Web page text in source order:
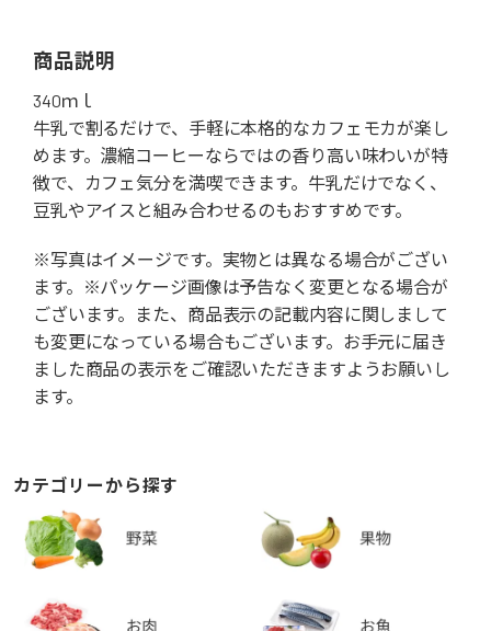
商品説明
340ｍｌ
牛乳で割るだけで、手軽に本格的なカフェモカが楽し
めます。濃縮コーヒーならではの香り高い味わいが特
徴で、カフェ気分を満喫できます。牛乳だけでなく、
豆乳やアイスと組み合わせるのもおすすめです。
※写真はイメージです。実物とは異なる場合がござい
ます。※パッケージ画像は予告なく変更となる場合が
ございます。また、商品表示の記載内容に関しまして
も変更になっている場合もございます。お手元に届き
ました商品の表示をご確認いただきますようお願いし
ます。
カテゴリーから探す